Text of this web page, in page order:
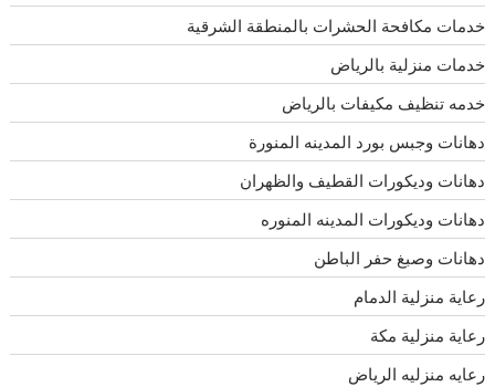
خدمات مكافحة الحشرات بالمنطقة الشرقية
خدمات منزلية بالرياض
خدمه تنظيف مكيفات بالرياض
دهانات وجبس بورد المدينه المنورة
دهانات وديكورات القطيف والظهران
دهانات وديكورات المدينه المنوره
دهانات وصبغ حفر الباطن
رعاية منزلية الدمام
رعاية منزلية مكة
رعايه منزليه الرياض